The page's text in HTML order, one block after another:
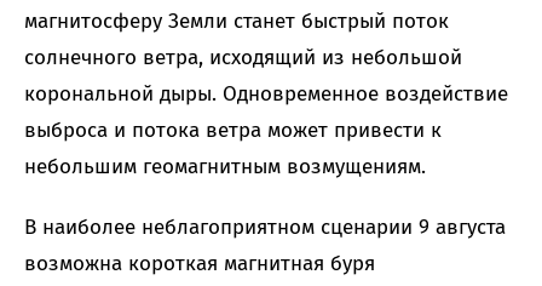
магнитосферу Земли станет быстрый поток
солнечного ветра, исходящий из небольшой
корональной дыры. Одновременное воздействие
выброса и потока ветра может привести к
небольшим геомагнитным возмущениям.
В наиболее неблагоприятном сценарии 9 августа
возможна короткая магнитная буря